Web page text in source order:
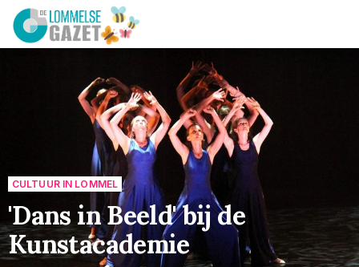
CULTUUR IN LOMMEL
'Dans in Beeld' bij de
Kunstacademie